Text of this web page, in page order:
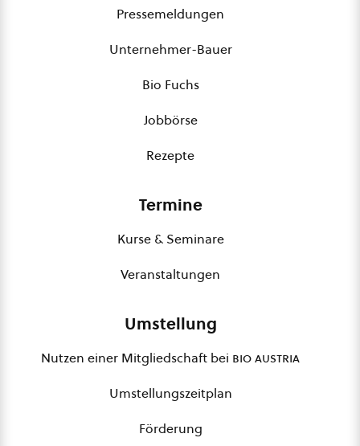
Pressemeldungen
Unternehmer-Bauer
Bio Fuchs
Jobbörse
Rezepte
Termine
Kurse & Seminare
Veranstaltungen
Umstellung
Nutzen einer Mitgliedschaft bei bio austria
Umstellungszeitplan
Förderung